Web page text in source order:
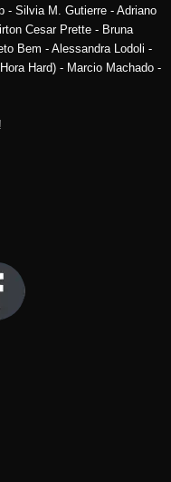
- Silvia M. Gutierre - Adriano
Cesar Prette - Bruna
Bem - Alessandra Lodoli -
Hard) - Marcio Machado -